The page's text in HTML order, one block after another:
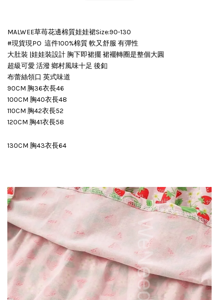
MALWEE草苺花邊棉質娃娃裙Size:90-130
#現貨現PO 這件100%棉質 軟又舒服 有彈性
大肚裝 |娃娃裝設計 胸下即裙擺 裙襬轉圈是整個大圓
超級可愛 活潑 鄉村風味十足 後釦
布蕾絲領口 英式味道
90CM 胸36衣長46
100CM 胸40衣長48
110CM 胸42衣長52
120CM 胸41衣長58
130CM 胸43衣長64